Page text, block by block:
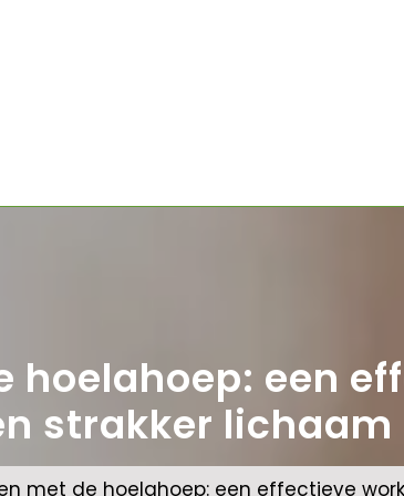
hoelahoep: een
strakker lichaam
met de hoelahoep: een effectieve